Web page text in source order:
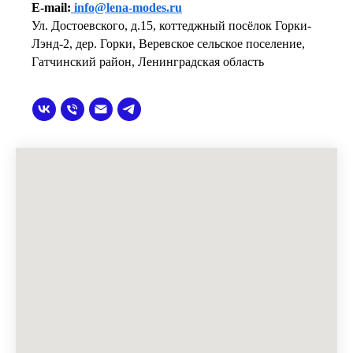
E-mail: info@lena-modes.ru
Ул. Достоевского, д.15, коттеджный посёлок Горки-
Лэнд-2, дер. Горки, Веревское сельское поселение,
Гатчинский район, Ленинградская область